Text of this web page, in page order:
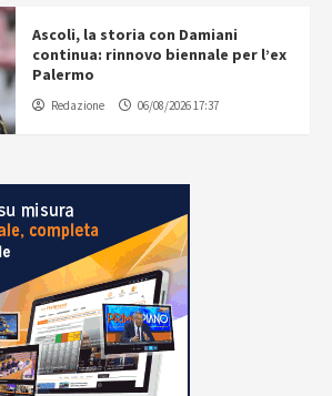
Ascoli, la storia con Damiani
continua: rinnovo biennale per l’ex
Palermo
Redazione 06/08/2026 17:37